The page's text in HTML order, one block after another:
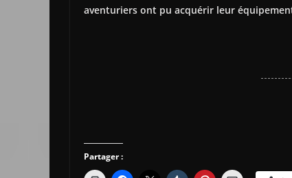
aventuriers ont pu acquérir leur
Partager :